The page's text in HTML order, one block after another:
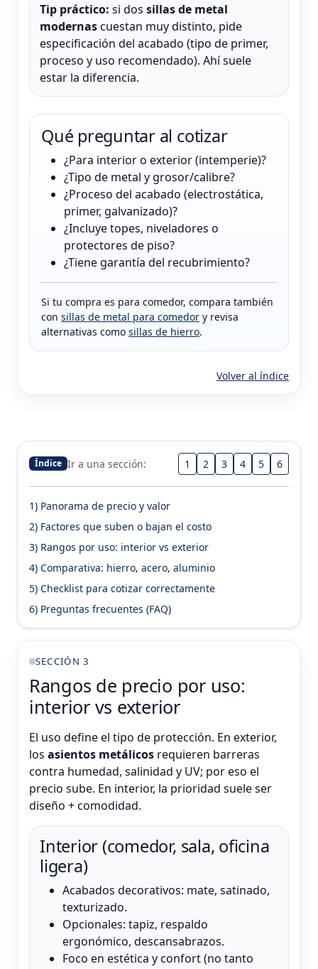
Tip práctico: si dos sillas de metal
modernascuestan muy distinto, pide
especificación del acabado (tipo de primer,
proceso y uso recomendado). Ahí suele
estar la diferencia.
Qué preguntar al cotizar
¿Para interior o exterior (intemperie)?
¿Tipo de metal y grosor/calibre?
¿Proceso del acabado (electrostática,
primer, galvanizado)?
¿Incluye topes, niveladores o
protectores de piso?
¿Tiene garantía del recubrimiento?
Si tu compra es para comedor, compara también
con sillas de metal para comedor y revisa
alternativas como sillas de hierro.
Volver al índice
Índice Ir a una sección: 1 2 3 4 5 6
1) Panorama de precio y valor
2) Factores que suben o bajan el costo
3) Rangos por uso: interior vs exterior
4) Comparativa: hierro, acero, aluminio
5) Checklist para cotizar correctamente
6) Preguntas frecuentes (FAQ)
SECCIÓN 3
Rangos de precio por uso:
interior vs exterior
El uso define el tipo de protección. En exterior,
los asientos metálicos requieren barreras
contra humedad, salinidad y UV; por eso el
precio sube. En interior, la prioridad suele ser
diseño + comodidad.
Interior (comedor, sala, oficina
ligera)
Acabados decorativos: mate, satinado,
texturizado.
Opcionales: tapiz, respaldo
ergonómico, descansabrazos.
Foco en estética y confort (no tanto